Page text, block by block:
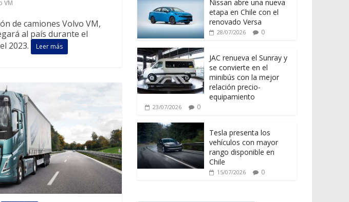
VM
de camiones Volvo VM,
al país durante el
2023.
Leer más
Nissan abre una nueva
etapa en Chile con el
renovado Versa
28/07/2026 0
JAC renueva el Sunray y
se convierte en el
minibús con la mejor
relación precio-
equipamiento
23/07/2026 0
Tesla presenta los
vehículos con mayor
rango disponible en
Chile
15/07/2026 0